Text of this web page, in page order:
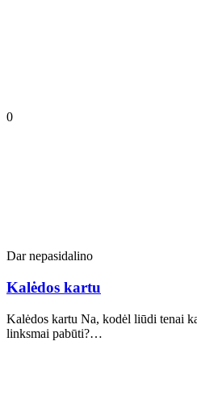
0
Dar nepasidalino
Kalėdos kartu
Kalėdos kartu Na, kodėl liūdi tenai
linksmai pabūti?…